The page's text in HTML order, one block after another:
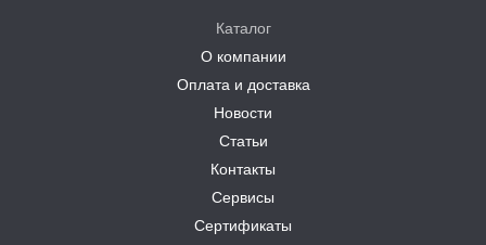
Каталог
О компании
Оплата и доставка
Новости
Статьи
Контакты
Сервисы
Сертификаты